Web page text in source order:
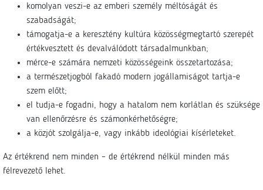
komolyan veszi-e az emberi személy méltóságát és
szabadságát;
támogatja-e a keresztény kultúra közösségmegtartó szerepét
értékvesztett és devalválódott társadalmunkban;
mérce-e számára nemzeti közösségeink összetartozása;
a természetjogból fakadó modern jogállamiságot tartja-e
szem előtt;
el tudja-e fogadni, hogy a hatalom nem korlátlan és szüksége
van ellenőrzésre és számonkérhetőségre;
a közjót szolgálja-e, vagy inkább ideológiai kísérleteket.
Az értékrend nem minden – de értékrend nélkül minden más
félrevezető lehet.